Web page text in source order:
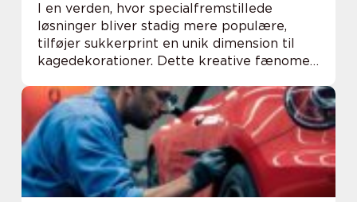
I en verden, hvor specialfremstillede
løsninger bliver stadig mere populære,
tilføjer sukkerprint en unik dimension til
kagedekorationer. Dette kreative fænomen
kage, så den i...